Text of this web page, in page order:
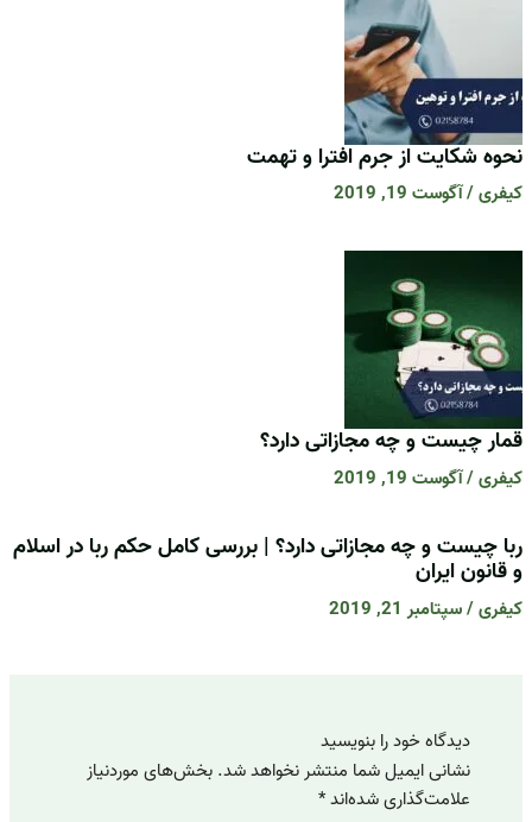
نحوه شکایت از جرم افترا و تهمت
کیفری/آگوست 19, 2019
قمار چیست و چه مجازاتی دارد؟
کیفری/آگوست 19, 2019
ربا چیست و چه مجازاتی دارد؟ | بررسی کامل حکم ربا در اسلام
و قانون ایران
کیفری/سپتامبر 21, 2019
دیدگاه‌ خود را بنویسید
نشانی ایمیل شما منتشر نخواهد شد. بخش‌های موردنیاز
علامت‌گذاری شده‌اند*